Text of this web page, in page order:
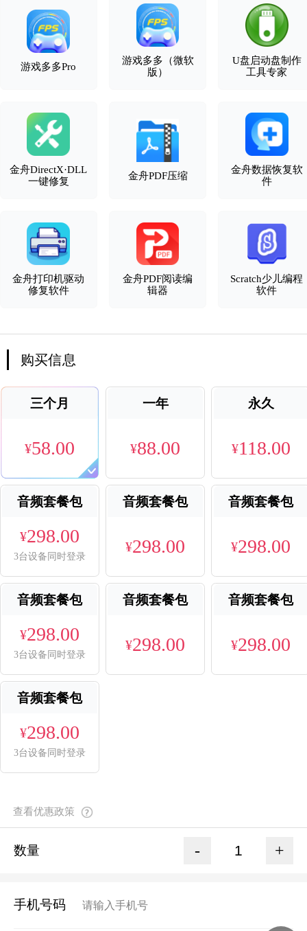
游戏多多Pro
游戏多多（微软
版）
U盘启动盘制作
工具专家
金舟DirectX·DLL
一键修复
金舟PDF压缩
金舟数据恢复软
件
金舟打印机驱动
修复软件
金舟PDF阅读编
辑器
Scratch少儿编程
软件
购买信息
三个月
¥58.00
一年
¥88.00
永久
¥118.00
音频套餐包
¥298.00
3台设备同时登录
音频套餐包
¥298.00
音频套餐包
¥298.00
音频套餐包
¥298.00
3台设备同时登录
音频套餐包
¥298.00
音频套餐包
¥298.00
音频套餐包
¥298.00
3台设备同时登录
查看优惠政策
数量 - +
手机号码